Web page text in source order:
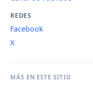
REDES
Facebook
X
MÁS EN ESTE SITIO